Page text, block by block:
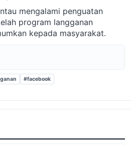
mengalami penguatan
program langganan
kepada masyarakat.
#facebook